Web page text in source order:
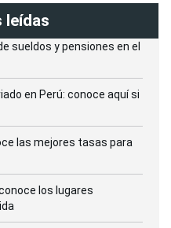
leídas
sueldos y pensiones en el
en Perú: conoce aquí si
las mejores tasas para
los lugares